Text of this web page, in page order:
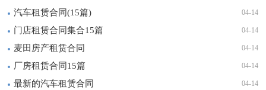
04-14
汽车租赁合同(15篇)
04-14
门店租赁合同集合15篇
04-14
麦田房产租赁合同
04-14
厂房租赁合同15篇
04-14
最新的汽车租赁合同